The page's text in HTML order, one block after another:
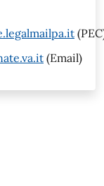
(Email)